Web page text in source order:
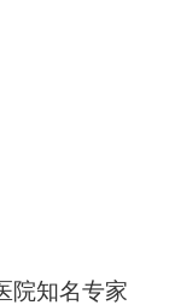
院知名专家